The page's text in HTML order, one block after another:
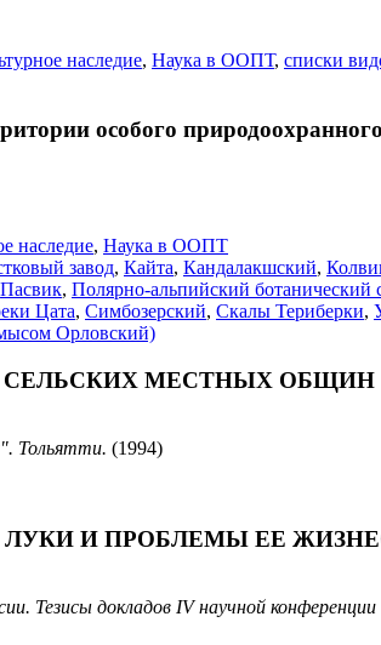
наследие, Наука в ООПТ, списки
особого
наследие, Наука в ООПТ
завод, Кайта, Кандалакшский,
Пасвик, Полярно-альпийский
Цата, Симбозерский, Скалы Териберки,
Орловский)
МЕСТНЫХ
Тольятти. (1994)
И ПРОБЛЕМЫ ЕЕ
Тезисы докладов IV научной